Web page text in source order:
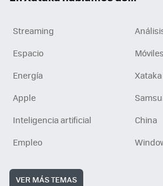
Streaming
Espacio
Móviles
Energía
Apple
Inteligencia artificial
China
Empleo
VER MÁS TEMAS